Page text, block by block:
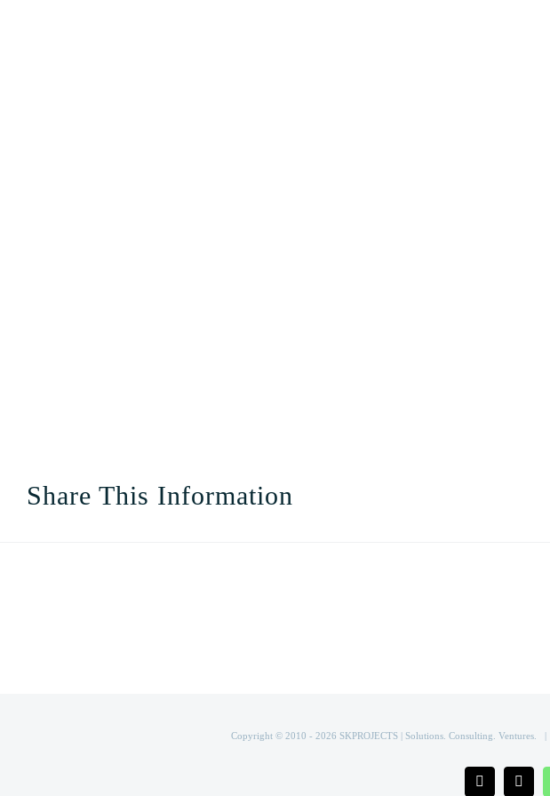
Share This Information
Copyright © 2010 - 2026 SKPROJECTS | Solutions. Consulting. Ventures. |
TelefonE-